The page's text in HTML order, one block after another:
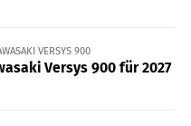
VERSYS 900
Versys 900 für 2027